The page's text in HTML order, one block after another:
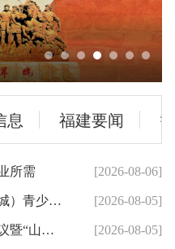
息 福建要闻
[2026-08-06]
所需
[2026-08-05]
2026年东森杯海峡两岸（连城）青少年棒球邀请赛暨第七届海峡...
[2026-08-05]
全市河湖长制林长制工作会议暨“山水龙岩”生态品牌建设推进...